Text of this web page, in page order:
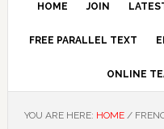
HOME JOIN
FREE PARALLEL TEXT
ONLINE
YOU ARE HERE: HOME /